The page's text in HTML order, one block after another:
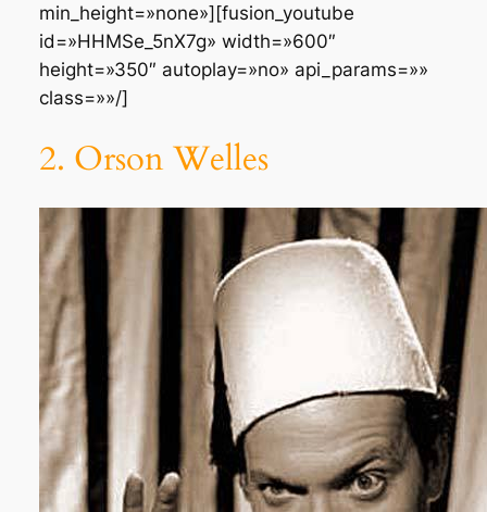
min_height=»none»][fusion_youtube
id=»HHMSe_5nX7g» width=»600″
height=»350″ autoplay=»no» api_params=»»
class=»»/]
2. Orson Welles